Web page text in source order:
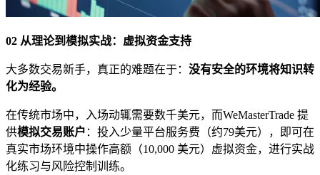
02 从理论到模拟实战：虚拟资金支持
大多数交易新手，真正的难题在于： 没有安全的环境将知识转
化为经验。
在传统市场中，入场动辄需要数千美元，而WeMasterTrade 提
供模拟交易账户 ：投入少量平台服务费（约79美元），即可在
真实市场环境中操作高额（10,000 美元）虚拟资金，进行实战
化练习与风险控制训练。